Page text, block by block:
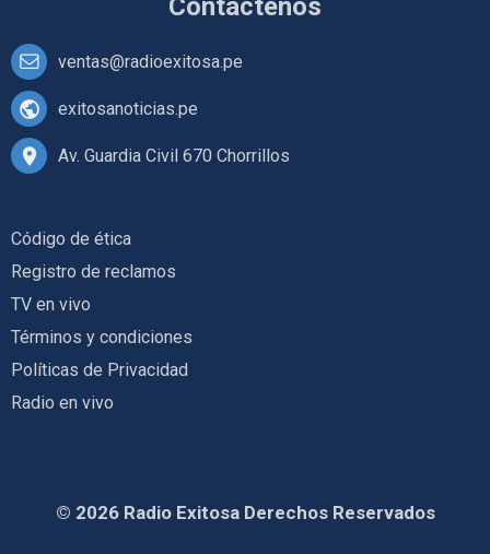
Contáctenos
ventas@radioexitosa.pe
exitosanoticias.pe
Av. Guardia Civil 670 Chorrillos
Código de ética
Registro de reclamos
TV en vivo
Términos y condiciones
Políticas de Privacidad
Radio en vivo
© 2026 Radio Exitosa Derechos Reservados